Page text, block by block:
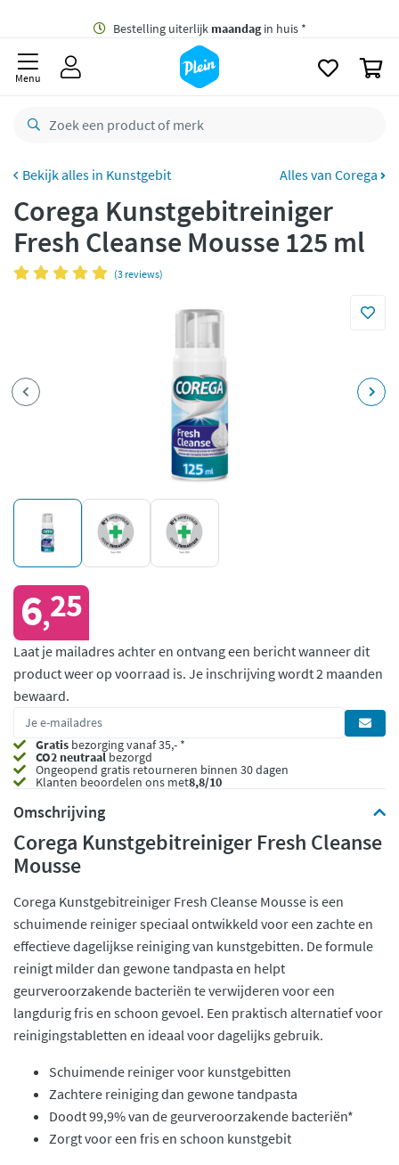
Bestelling uiterlijkmaandag
retourneren
CO2 neutraal
Betaal met Klarna
Menu
Kunstgebit Alles van Corega
Corega Kunstgebitreiniger
Fresh Cleanse Mousse 125 ml
(3 reviews)
6,25
Laat je mailadres achter en ontvang een bericht wanneer dit
product weer op voorraad is. Je inschrijving wordt 2 maanden
bewaard.
Gratis bezorging vanaf 35,- *
CO2 neutraalbezorgd
Ongeopend gratis retourneren binnen 30 dagen
Klanten beoordelen ons met8,8/10
Omschrijving
Corega Kunstgebitreiniger Fresh Cleanse
Mousse
Corega Kunstgebitreiniger Fresh Cleanse Mousse is een
schuimende reiniger speciaal ontwikkeld voor een zachte en
effectieve dagelijkse reiniging van kunstgebitten. De formule
reinigt milder dan gewone tandpasta en helpt
geurveroorzakende bacteriën te verwijderen voor een
langdurig fris en schoon gevoel. Een praktisch alternatief voor
reinigingstabletten en ideaal voor dagelijks gebruik.
Schuimende reiniger voor kunstgebitten
Zachtere reiniging dan gewone tandpasta
Doodt 99,9% van de geurveroorzakende bacteriën*
Zorgt voor een fris en schoon kunstgebit